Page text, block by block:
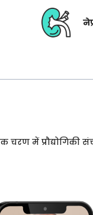
में प्रौद्योगिकी